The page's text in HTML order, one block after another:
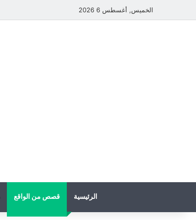
الخميس, أغسطس 6 2026
الرئيسية قصص من الواقع